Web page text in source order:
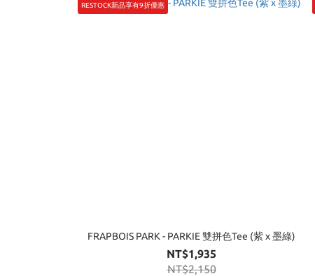
RESTOCK新品享有9折優惠
FRAPBOIS PARK - PARKIE 雙拼色Tee (紫 x 墨綠)
NT$1,935
NT$2,150